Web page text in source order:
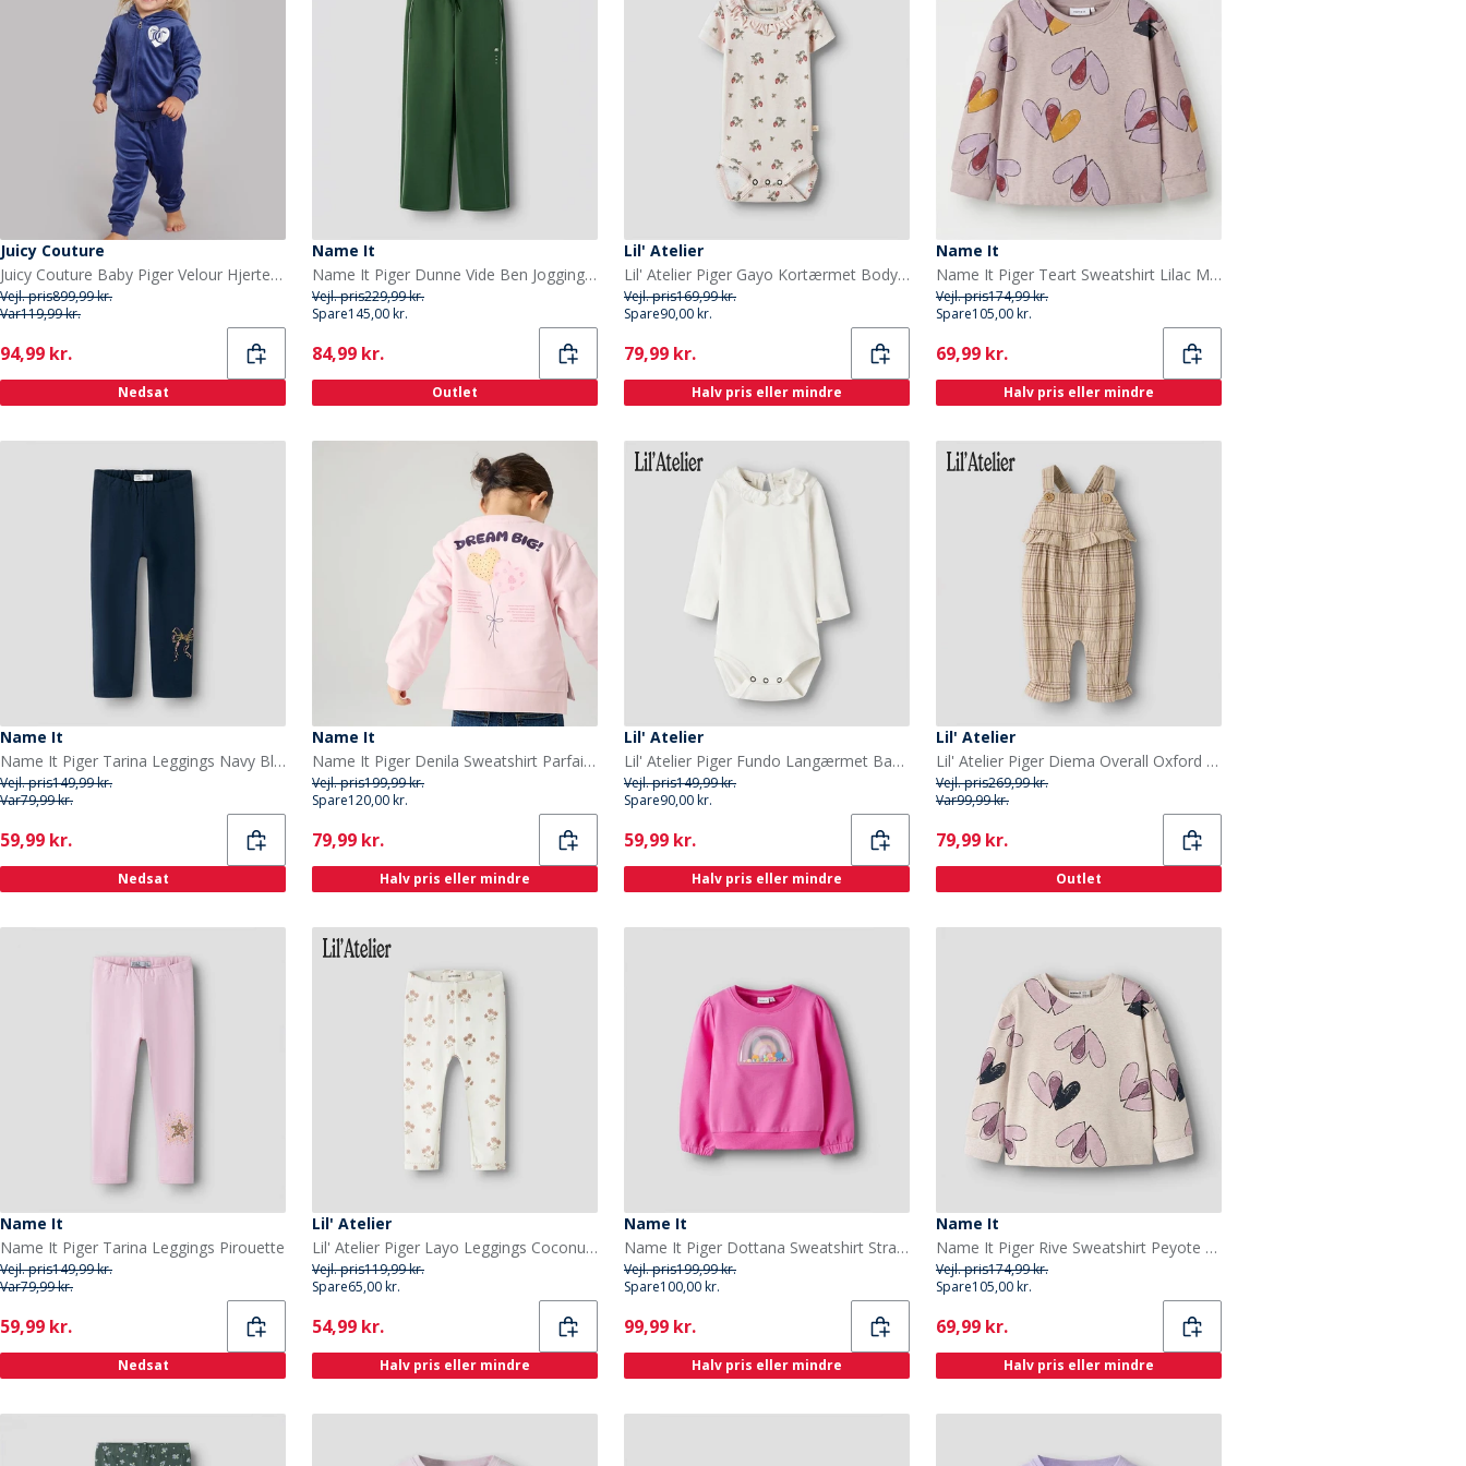
Juicy Couture
Juicy Couture Baby Piger Velour Hjerte Logo Træningssæt Blåkopi
Vejl. pris899,99 kr.
Var119,99 kr.
Current
94,99 kr.
Nedsat
Name It
Name It Piger Dunne Vide Ben Joggingbukser Greener Pastures
Vejl. pris229,99 kr.
Spare145,00 kr.
Current
84,99 kr.
Outlet
Lil' Atelier
Lil' Atelier Piger Gayo Kortærmet Bodystocking Morganite
Vejl. pris169,99 kr.
Spare90,00 kr.
Current
79,99 kr.
Halv pris eller mindre
Name It
Name It Piger Teart Sweatshirt Lilac Marble
Vejl. pris174,99 kr.
Spare105,00 kr.
Current
69,99 kr.
Halv pris eller mindre
Name It
Name It Piger Tarina Leggings Navy Blazer
Vejl. pris149,99 kr.
Var79,99 kr.
Current
59,99 kr.
Nedsat
Name It
Name It Piger Denila Sweatshirt Parfait Pink
Vejl. pris199,99 kr.
Spare120,00 kr.
Current
79,99 kr.
Halv pris eller mindre
Lil' Atelier
Lil' Atelier Piger Fundo Langærmet Baby Body Coconut Milk
Vejl. pris149,99 kr.
Spare90,00 kr.
Current
59,99 kr.
Halv pris eller mindre
Lil' Atelier
Lil' Atelier Piger Diema Overall Oxford Tan
Vejl. pris269,99 kr.
Var99,99 kr.
Current
79,99 kr.
Outlet
Name It
Name It Piger Tarina Leggings Pirouette
Vejl. pris149,99 kr.
Var79,99 kr.
Current
59,99 kr.
Nedsat
Lil' Atelier
Lil' Atelier Piger Layo Leggings Coconut Milk
Vejl. pris119,99 kr.
Spare65,00 kr.
Current
54,99 kr.
Halv pris eller mindre
Name It
Name It Piger Dottana Sweatshirt Strawberry Moon
Vejl. pris199,99 kr.
Spare100,00 kr.
Current
99,99 kr.
Halv pris eller mindre
Name It
Name It Piger Rive Sweatshirt Peyote Melange
Vejl. pris174,99 kr.
Spare105,00 kr.
Current
69,99 kr.
Halv pris eller mindre